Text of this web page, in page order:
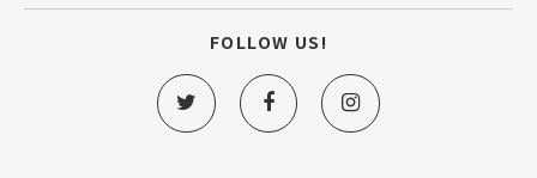
FOLLOW US!